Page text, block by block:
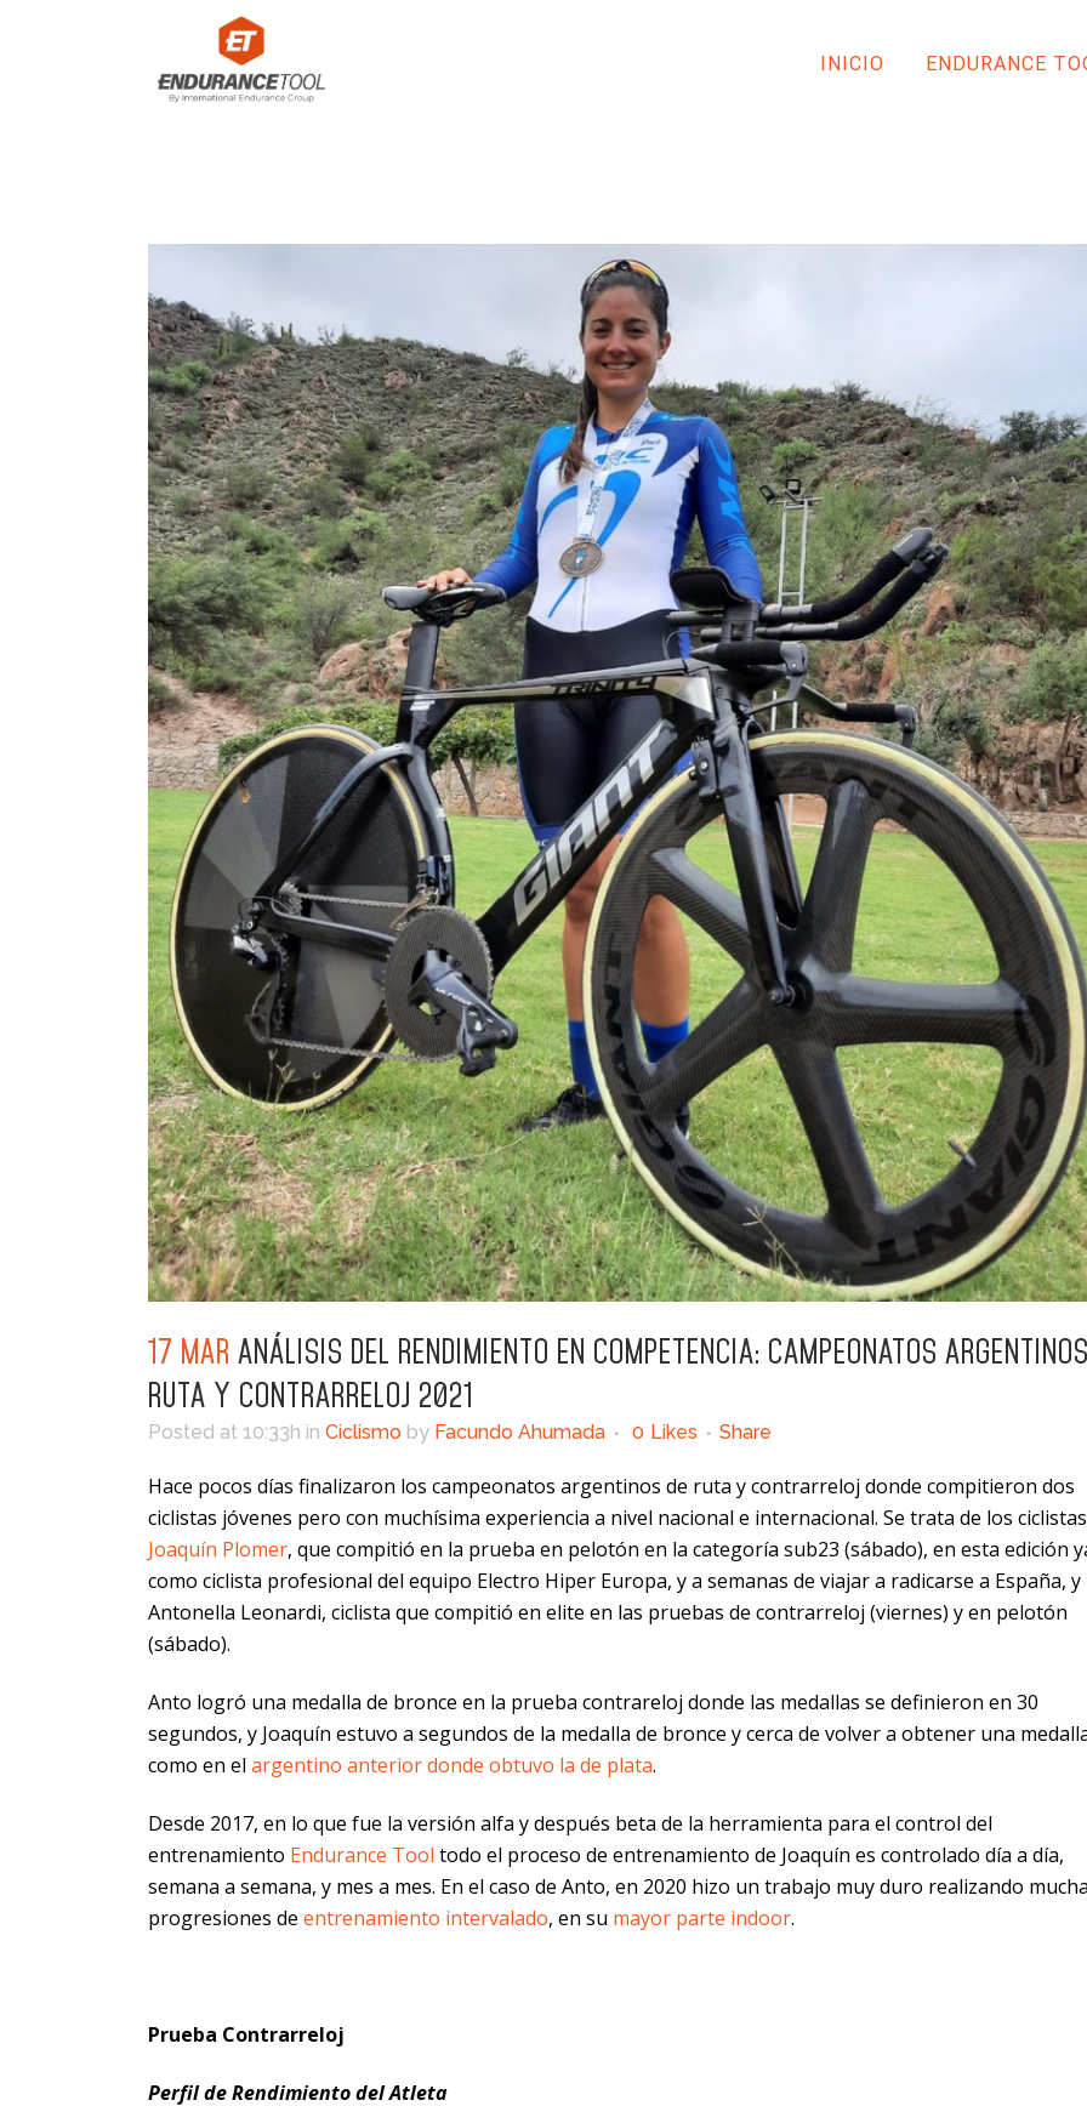
INICIO ENDURANCE
17 MAR ANÁLISIS DEL RENDIMIENTO EN COMPETENCIA: CAMPEONATOS
RUTA Y CONTRARRELOJ 2021
Posted at 10:33h in Ciclismo by Facundo Ahumada 0 Likes Share
Hace pocos días finalizaron los campeonatos argentinos de ruta y contrarreloj donde compitieron dos
ciclistas jóvenes pero con muchísima experiencia a nivel nacional e internacional. Se trata de los ciclistas
Joaquín Plomer, que compitió en la prueba en pelotón en la categoría sub23 (sábado), en esta edición
como ciclista profesional del equipo Electro Hiper Europa, y a semanas de viajar a radicarse a España, y
Antonella Leonardi, ciclista que compitió en elite en las pruebas de contrarreloj (viernes) y en pelotón
(sábado).
Anto logró una medalla de bronce en la prueba contrareloj donde las medallas se definieron en 30
segundos, y Joaquín estuvo a segundos de la medalla de bronce y cerca de volver a obtener una
como en el argentino anterior donde obtuvo la de plata.
Desde 2017, en lo que fue la versión alfa y después beta de la herramienta para el control del
entrenamiento Endurance Tool todo el proceso de entrenamiento de Joaquín es controlado día a día,
semana a semana, y mes a mes. En el caso de Anto, en 2020 hizo un trabajo muy duro realizando
progresiones de entrenamiento intervalado, en su mayor parte indoor.
Prueba Contrarreloj
Perfil de Rendimiento del Atleta